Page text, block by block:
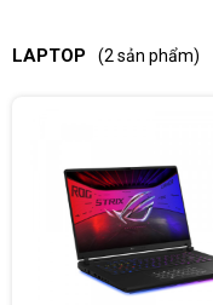
LAPTOP (2 sản phẩm)